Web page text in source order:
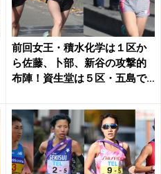
前回女王・積水化学は１区か
ら佐藤、卜部、新谷の攻撃的
布陣！資生堂は５区・五島で